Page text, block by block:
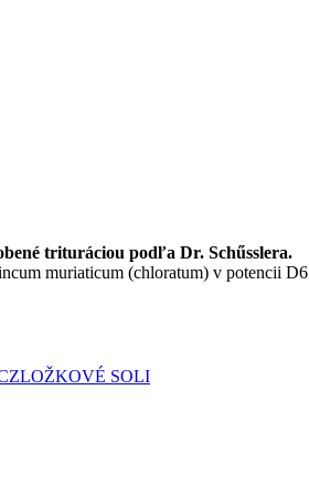
trituráciou podľa Dr. Schűsslera.
muriaticum (chloratum) v potencii D6
SOLI